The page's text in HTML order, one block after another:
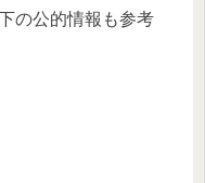
の公的情報も参考